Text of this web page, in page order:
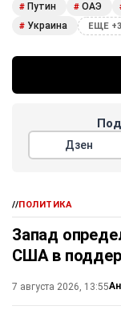
# Путин # ОАЭ
# Украина ЕЩЕ +3
Дзен
//ПОЛИТИКА
Запад
США в
7 августа 2026, 13:55